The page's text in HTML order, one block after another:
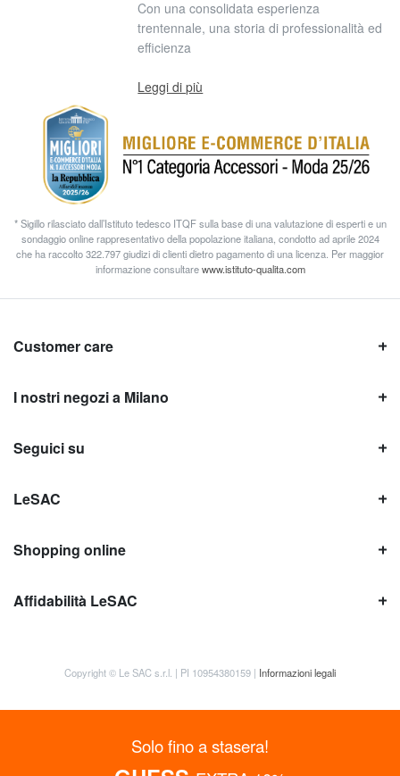
Con una consolidata esperienza
trentennale, una storia di professionalità ed
efficienza
Leggi di più
* Sigillo rilasciato dall’Istituto tedesco ITQF sulla base di una valutazione di esperti e un
sondaggio online rappresentativo della popolazione italiana, condotto ad aprile 2024
che ha raccolto 322.797 giudizi di clienti dietro pagamento di una licenza. Per maggior
informazione consultarewww.istituto-qualita.com
Customer care
I nostri negozi a Milano
Seguici su
LeSAC
Shopping online
Affidabilità LeSAC
Copyright © Le SAC s.r.l. | PI 10954380159 | Informazioni legali
Solo fino a stasera!